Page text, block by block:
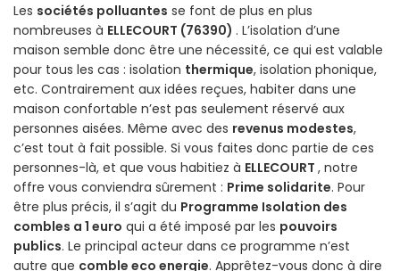
Les sociétés polluantes se font de plus en plus
nombreuses à ELLECOURT (76390) . L’isolation d’une
maison semble donc être une nécessité, ce qui est valable
pour tous les cas : isolation thermique, isolation phonique,
etc. Contrairement aux idées reçues, habiter dans une
maison confortable n’est pas seulement réservé aux
personnes aisées. Même avec des revenus modestes,
c’est tout à fait possible. Si vous faites donc partie de ces
personnes-là, et que vous habitiez à ELLECOURT , notre
offre vous conviendra sûrement : Prime solidarite. Pour
être plus précis, il s’agit du Programme Isolation des
combles a 1 euro qui a été imposé par les pouvoirs
publics. Le principal acteur dans ce programme n’est
autre que comble eco energie. Apprêtez-vous donc à dire